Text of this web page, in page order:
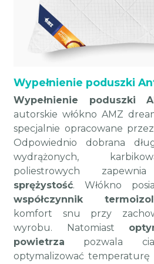
Wypełnienie poduszki
Wypełnienie poduszki
autorskie włókno AMZ
specjalnie opracowane
Odpowiednio dobrana
wydrążonych,
poliestrowych
sprężystość. Włókno
współczynnik
komfort snu przy
wyrobu. Natomiast
powietrza pozwala
optymalizować temperaturę